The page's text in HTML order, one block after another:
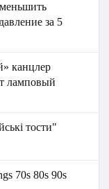
за 5
канцлер
ламповый
тости"
70s 80s 90s